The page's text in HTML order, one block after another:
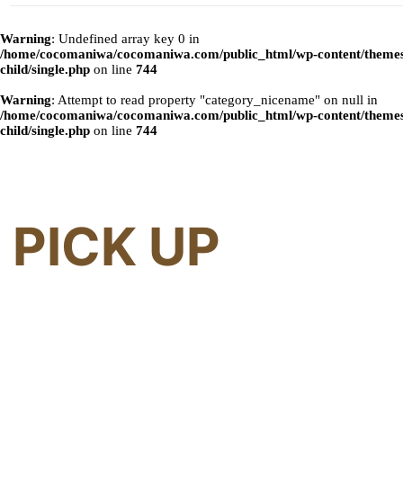
Warning: Undefined array key 0 in
/home/cocomaniwa/cocomaniwa.com/public_html/wp-content/
child/single.php on line 744
Warning: Attempt to read property "category_nicename" on null in
/home/cocomaniwa/cocomaniwa.com/public_html/wp-content/
child/single.php on line 744
PICK UP